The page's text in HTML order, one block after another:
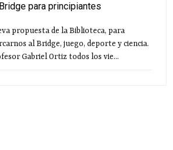
Bridge para principiantes
propuesta de la Biblioteca, para
al Bridge, juego, deporte y ciencia.
Gabriel Ortiz todos los vie...